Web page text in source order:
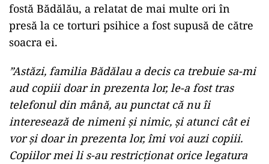
fostă Bădălău, a relatat de mai multe ori în
presă la ce torturi psihice a fost supusă de către
soacra ei.
”Astăzi, familia Bădălau a decis ca trebuie sa-mi
aud copiii doar in prezenta lor, le-a fost tras
telefonul din mână, au punctat că nu îi
interesează de nimeni și nimic, și atunci cât ei
vor și doar in prezenta lor, îmi voi auzi copiii.
Copiilor mei li s-au restricționat orice legatura